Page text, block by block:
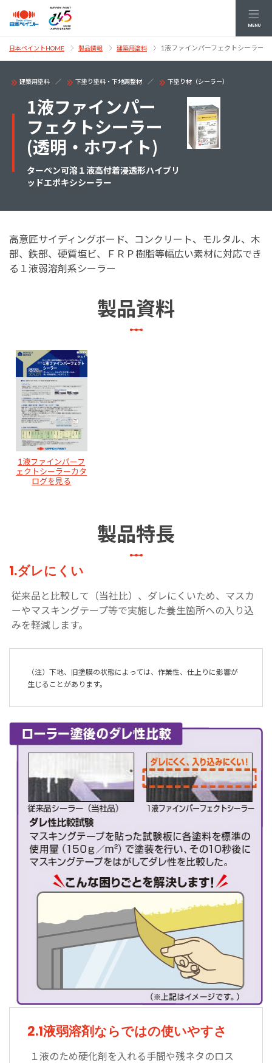
MENU
日本ペイントHOME 製品情報 建築用塗料 1液ファインパーフェクトシーラー(
建築用塗料 下塗り塗料・下地調整材 下塗り材（シーラー）
1液ファインパー
フェクトシーラー
(透明・ホワイト)
ターペン可溶１液高付着浸透形ハイブリ
ッドエポキシシーラー
高意匠サイディングボード、コンクリート、モルタル、木
部、鉄部、硬質塩ビ、ＦＲＰ樹脂等幅広い素材に対応でき
る１液弱溶剤系シーラー
製品資料
1液ファインパーフ
ェクトシーラーカタ
ログを見る
製品特長
1.ダレにくい
従来品と比較して（当社比）、ダレにくいため、マスカ
ーやマスキングテープ等で実施した養生箇所への入り込
みを軽減します。
（注）下地、旧塗膜の状態によっては、作業性、仕上りに影響が
生じることがあります。
2.1液弱溶剤ならではの使いやすさ
１液のため硬化剤を入れる手間や残ネタのロス